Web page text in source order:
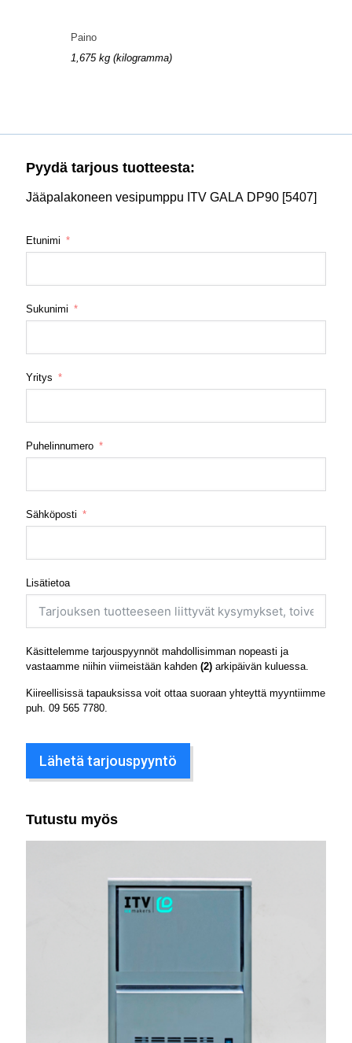
Paino
1,675 kg (kilogramma)
Pyydä tarjous tuotteesta:
Jääpalakoneen vesipumppu ITV GALA DP90 [5407]
Etunimi
Sukunimi
Yritys
Puhelinnumero
Sähköposti
Lisätietoa
Käsittelemme tarjouspyynnöt mahdollisimman nopeasti ja
vastaamme niihin viimeistään kahden (2) arkipäivän kuluessa.
Kiireellisissä tapauksissa voit ottaa suoraan yhteyttä myyntiimme
puh. 09 565 7780
Lähetä tarjouspyyntö
Tutustu myös